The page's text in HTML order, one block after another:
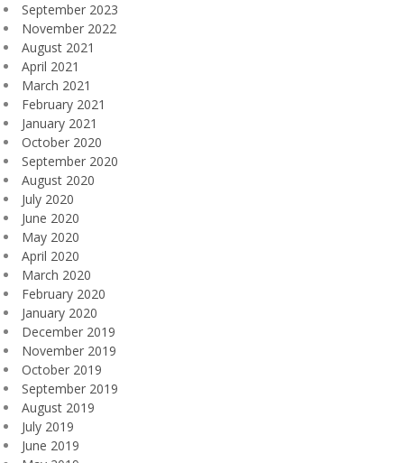
September 2023
November 2022
August 2021
April 2021
March 2021
February 2021
January 2021
October 2020
September 2020
August 2020
July 2020
June 2020
May 2020
April 2020
March 2020
February 2020
January 2020
December 2019
November 2019
October 2019
September 2019
August 2019
July 2019
June 2019